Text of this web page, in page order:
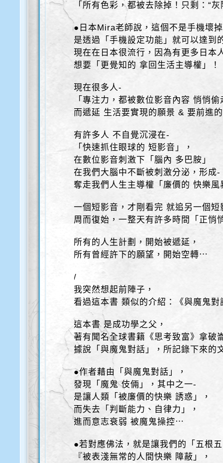
「所有色彩，都被去除掉！只剩：“灰
●日本Mira老師說，這個不是手機壞
是透過「手機設定功能」就可以達到
現在在日本很流行，因為有更多日本
想要「更覺知的 拿回生活主導權」！
現在很多人-
「專注力，都被數位影音內容 悄悄偷
而遞延 生活要實現的願景 & 要前進
有許多人 不自覺沉浸在-
「快速抓住眼球的 短影音」，
在數位影音刺激下「腦內 多巴胺」
在我們大腦中不斷被刺激分泌，形成-
奪走我們人生主導權「廉價的 快樂風
一個短影音，才剛看完 就追另一個短
周而復始，一整天有許多時間「正悄
所有的人生計劃，開始被遞延，
所有曾經許下的願望，開始空轉⋯
/
我突然想起前陣子，
看過這本書 類似的介紹：《與魔鬼對
這本書 是成功學之父，
著有聞名全球書籍《思考致富》拿破
據說「與魔鬼對話」，所記錄下來的
●作者藉由「與魔鬼對話」，
發現「魔鬼 伎倆」，其中之一-
是讓人類「被廉價的快樂 誘惑」，
而失去「判斷能力、自律力」，
進而意志衰弱 被魔鬼操控⋯
●若對應佛法，就是讓我們的「五根
『被表淺無常的人間快樂 障蔽」，